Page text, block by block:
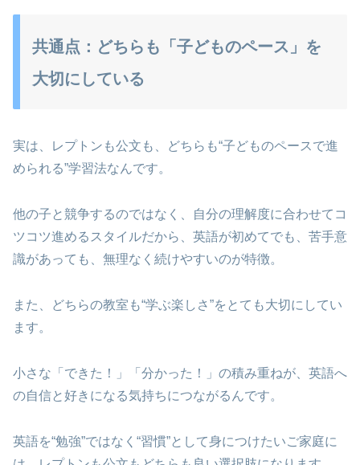
共通点：どちらも「子どものペース」を
大切にしている
実は、レプトンも公文も、どちらも“子どものペースで進
められる”学習法なんです。
他の子と競争するのではなく、自分の理解度に合わせてコ
ツコツ進めるスタイルだから、英語が初めてでも、苦手意
識があっても、無理なく続けやすいのが特徴。
また、どちらの教室も“学ぶ楽しさ”をとても大切にしてい
ます。
小さな「できた！」「分かった！」の積み重ねが、英語へ
の自信と好きになる気持ちにつながるんです。
英語を“勉強”ではなく“習慣”として身につけたいご家庭に